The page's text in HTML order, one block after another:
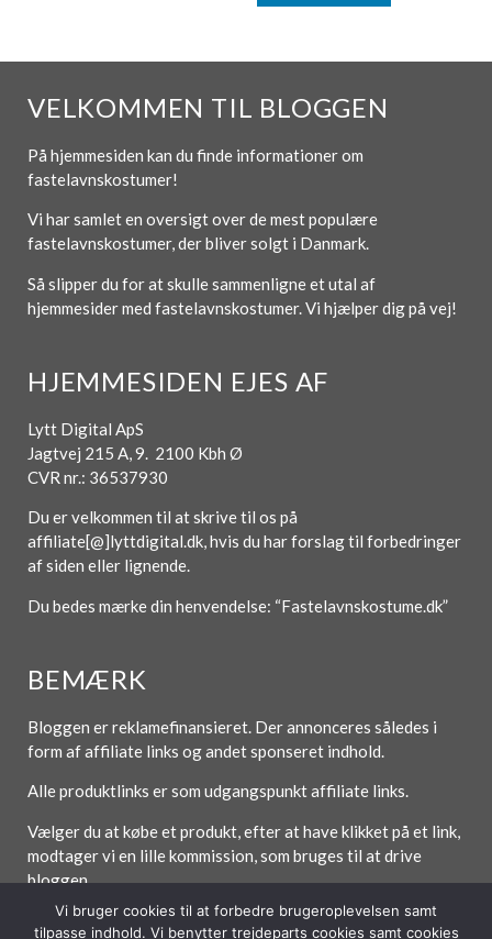
VELKOMMEN TIL BLOGGEN
På hjemmesiden kan du finde informationer om
fastelavnskostumer!
Vi har samlet en oversigt over de mest populære
fastelavnskostumer, der bliver solgt i Danmark.
Så slipper du for at skulle sammenligne et utal af
hjemmesider med fastelavnskostumer. Vi hjælper dig på vej!
HJEMMESIDEN EJES AF
Lytt Digital ApS
Jagtvej 215 A, 9. 2100 Kbh Ø
CVR nr.: 36537930
Du er velkommen til at skrive til os på
affiliate[@]lyttdigital.dk, hvis du har forslag til forbedringer
af siden eller lignende.
Du bedes mærke din henvendelse: “Fastelavnskostume.dk”
BEMÆRK
Bloggen er reklamefinansieret. Der annonceres således i
form af affiliate links og andet sponseret indhold.
Alle produktlinks er som udgangspunkt affiliate links.
Vælger du at købe et produkt, efter at have klikket på et link,
modtager vi en lille kommission, som bruges til at drive
bloggen.
Vi bruger cookies til at forbedre brugeroplevelsen samt
tilpasse indhold. Vi benytter trejdeparts cookies samt cookies